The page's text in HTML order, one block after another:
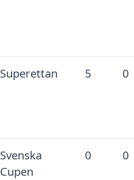
Superettan 5 0
Svenska
Cupen
0 0